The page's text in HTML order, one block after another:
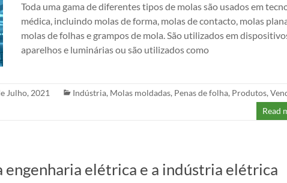
Toda uma gama de diferentes tipos de molas são usados em
médica, incluindo molas de forma, molas de contacto, molas
molas de folhas e grampos de mola. São utilizados em
aparelhos e luminárias ou são utilizados como
Julho, 2021 Indústria, Molas moldadas, Penas de folha, Produtos,
Read
engenharia elétrica e a indústria elétrica